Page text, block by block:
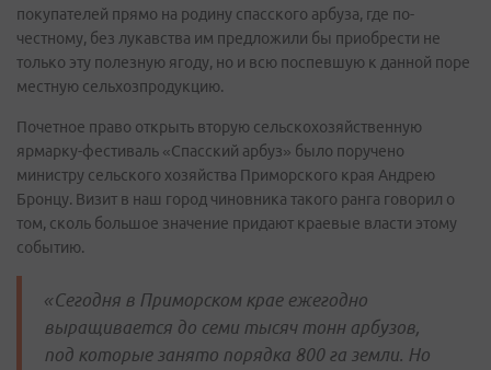
покупателей прямо на родину спасского арбуза, где по-
честному, без лукавства им предложили бы приобрести не
только эту полезную ягоду, но и всю поспевшую к данной поре
местную сельхозпродукцию.
Почетное право открыть вторую сельскохозяйственную
ярмарку-фестиваль «Спасский арбуз» было поручено
министру сельского хозяйства Приморского края Андрею
Бронцу. Визит в наш город чиновника такого ранга говорил о
том, сколь большое значение придают краевые власти этому
событию.
«Сегодня в Приморском крае ежегодно
выращивается до семи тысяч тонн арбузов,
под которые занято порядка 800 га земли. Но